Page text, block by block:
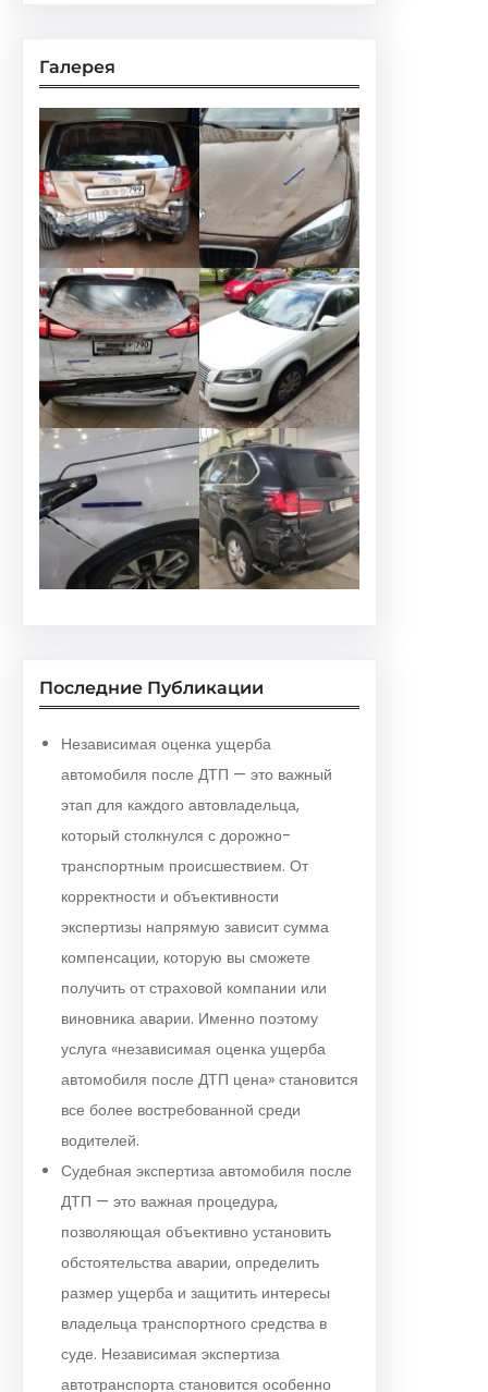
Галерея
Последние Публикации
Независимая оценка ущерба
автомобиля после ДТП — это важный
этап для каждого автовладельца,
который столкнулся с дорожно-
транспортным происшествием. От
корректности и объективности
экспертизы напрямую зависит сумма
компенсации, которую вы сможете
получить от страховой компании или
виновника аварии. Именно поэтому
услуга «независимая оценка ущерба
автомобиля после ДТП цена» становится
все более востребованной среди
водителей.
Судебная экспертиза автомобиля после
ДТП — это важная процедура,
позволяющая объективно установить
обстоятельства аварии, определить
размер ущерба и защитить интересы
владельца транспортного средства в
суде. Независимая экспертиза
автотранспорта становится особенно